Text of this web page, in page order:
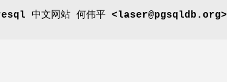
中文网站 何伟平 <laser@pgsqldb.org>